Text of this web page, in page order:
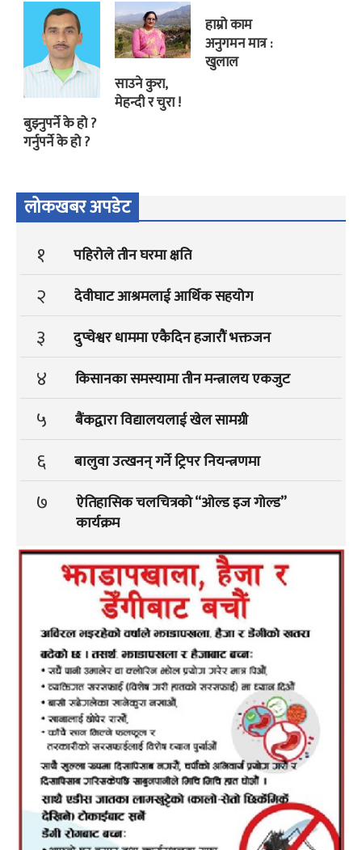
बुझ्नुपर्ने के हो ?
गर्नुपर्ने के हो ?
साउने कुरा,
मेहन्दी र चुरा !
हाम्रो काम
अनुगमन मात्र :
खुलाल
लोकखबर अपडेट
१ पहिरोले तीन घरमा क्षति
२ देवीघाट आश्रमलाई आर्थिक सहयोग
३ दुप्चेश्वर धाममा एकैदिन हजारौं भक्तजन
४ किसानका समस्यामा तीन मन्त्रालय एकजुट
५ बैंकद्वारा विद्यालयलाई खेल सामग्री
६ बालुवा उत्खनन् गर्ने ट्रिपर नियन्त्रणमा
७
ऐतिहासिक चलचित्रको “ओल्ड इज गोल्ड”
कार्यक्रम